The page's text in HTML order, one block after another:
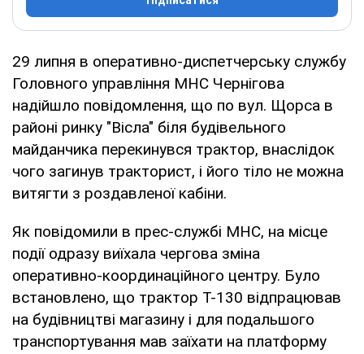
29 липня в оперативно-диспетчерську службу
Головного управління МНС Чернігова
надійшло повідомлення, що по вул. Щорса в
районі ринку "Вісла" біля будівельного
майданчика перекинувся трактор, внаслідок
чого загинув тракторист, і його тіло не можна
витягти з роздавленої кабіни.
Як повідомили в прес-службі МНС, на місце
події одразу виїхала чергова зміна
оперативно-координаційного центру. Було
встановлено, що трактор Т-130 відпрацював
на будівництві магазину і для подальшого
транспортування мав заїхати на платформу